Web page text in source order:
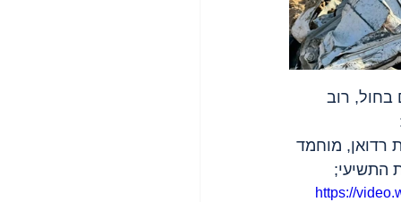
בחול, רוב
רדואן, מוחמד
התשיעי;
https://